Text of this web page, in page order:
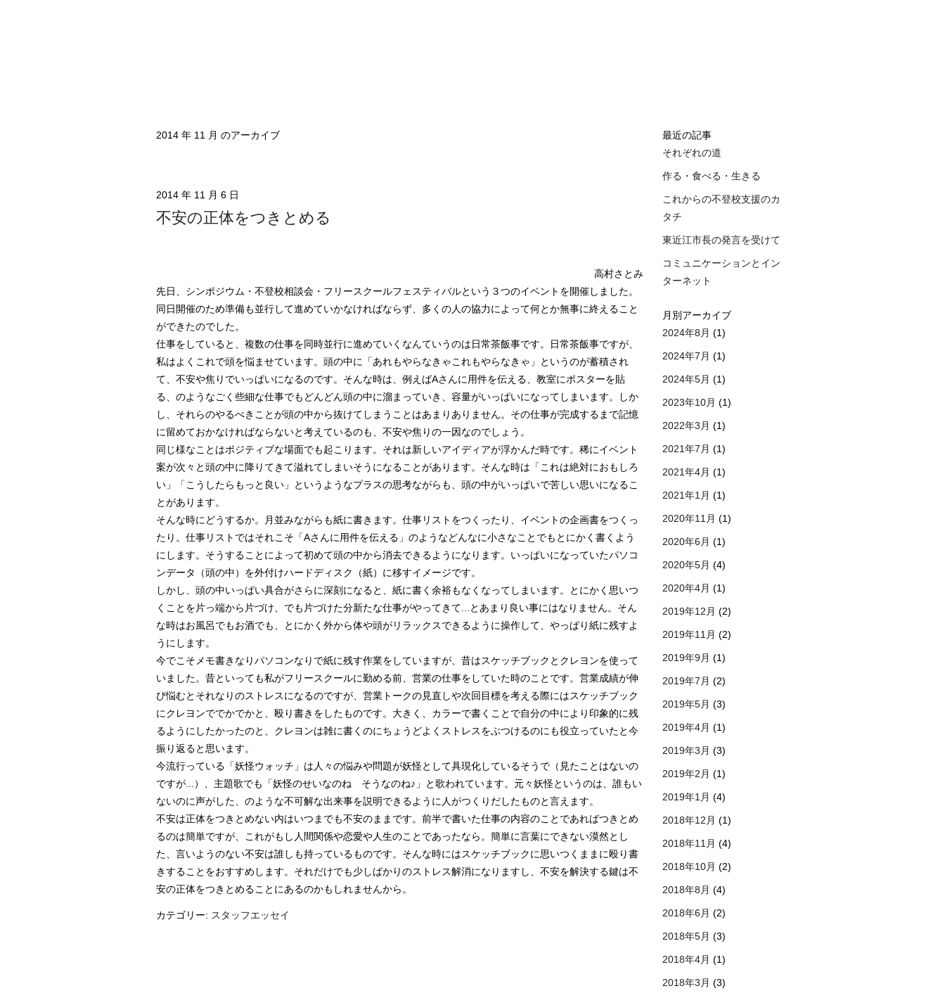
2014 年 11 月 のアーカイブ
2014 年 11 月 6 日
不安の正体をつきとめる
高村さとみ
先日、シンポジウム・不登校相談会・フリースクールフェスティバルという３つのイベントを開催しました。
同日開催のため準備も並行して進めていかなければならず、多くの人の協力によって何とか無事に終えること
ができたのでした。
仕事をしていると、複数の仕事を同時並行に進めていくなんていうのは日常茶飯事です。日常茶飯事ですが、
私はよくこれで頭を悩ませています。頭の中に「あれもやらなきゃこれもやらなきゃ」というのが蓄積され
て、不安や焦りでいっぱいになるのです。そんな時は、例えばAさんに用件を伝える、教室にポスターを貼
る、のようなごく些細な仕事でもどんどん頭の中に溜まっていき、容量がいっぱいになってしまいます。しか
し、それらのやるべきことが頭の中から抜けてしまうことはあまりありません。その仕事が完成するまで記憶
に留めておかなければならないと考えているのも、不安や焦りの一因なのでしょう。
同じ様なことはポジティブな場面でも起こります。それは新しいアイディアが浮かんだ時です。稀にイベント
案が次々と頭の中に降りてきて溢れてしまいそうになることがあります。そんな時は「これは絶対におもしろ
い」「こうしたらもっと良い」というようなプラスの思考ながらも、頭の中がいっぱいで苦しい思いになるこ
とがあります。
そんな時にどうするか。月並みながらも紙に書きます。仕事リストをつくったり、イベントの企画書をつくっ
たり。仕事リストではそれこそ「Aさんに用件を伝える」のようなどんなに小さなことでもとにかく書くよう
にします。そうすることによって初めて頭の中から消去できるようになります。いっぱいになっていたパソコ
ンデータ（頭の中）を外付けハードディスク（紙）に移すイメージです。
しかし、頭の中いっぱい具合がさらに深刻になると、紙に書く余裕もなくなってしまいます。とにかく思いつ
くことを片っ端から片づけ、でも片づけた分新たな仕事がやってきて...とあまり良い事にはなりません。そん
な時はお風呂でもお酒でも、とにかく外から体や頭がリラックスできるように操作して、やっぱり紙に残すよ
うにします。
今でこそメモ書きなりパソコンなりで紙に残す作業をしていますが、昔はスケッチブックとクレヨンを使って
いました。昔といっても私がフリースクールに勤める前、営業の仕事をしていた時のことです。営業成績が伸
び悩むとそれなりのストレスになるのですが、営業トークの見直しや次回目標を考える際にはスケッチブック
にクレヨンででかでかと、殴り書きをしたものです。大きく、カラーで書くことで自分の中により印象的に残
るようにしたかったのと、クレヨンは雑に書くのにちょうどよくストレスをぶつけるのにも役立っていたと今
振り返ると思います。
今流行っている「妖怪ウォッチ」は人々の悩みや問題が妖怪として具現化しているそうで（見たことはないの
ですが...）、主題歌でも「妖怪のせいなのね そうなのね♪」と歌われています。元々妖怪というのは、誰もい
ないのに声がした、のような不可解な出来事を説明できるように人がつくりだしたものと言えます。
不安は正体をつきとめない内はいつまでも不安のままです。前半で書いた仕事の内容のことであればつきとめ
るのは簡単ですが、これがもし人間関係や恋愛や人生のことであったなら。簡単に言葉にできない漠然とし
た、言いようのない不安は誰しも持っているものです。そんな時にはスケッチブックに思いつくままに殴り書
きすることをおすすめします。それだけでも少しばかりのストレス解消になりますし、不安を解決する鍵は不
安の正体をつきとめることにあるのかもしれませんから。
カテゴリー: スタッフエッセイ
最近の記事
それぞれの道
作る・食べる・生きる
これからの不登校支援のカ
タチ
東近江市長の発言を受けて
コミュニケーションとイン
ターネット
月別アーカイブ
2024年8月 (1)
2024年7月 (1)
2024年5月 (1)
2023年10月 (1)
2022年3月 (1)
2021年7月 (1)
2021年4月 (1)
2021年1月 (1)
2020年11月 (1)
2020年6月 (1)
2020年5月 (4)
2020年4月 (1)
2019年12月 (2)
2019年11月 (2)
2019年9月 (1)
2019年7月 (2)
2019年5月 (3)
2019年4月 (1)
2019年3月 (3)
2019年2月 (1)
2019年1月 (4)
2018年12月 (1)
2018年11月 (4)
2018年10月 (2)
2018年8月 (4)
2018年6月 (2)
2018年5月 (3)
2018年4月 (1)
2018年3月 (3)